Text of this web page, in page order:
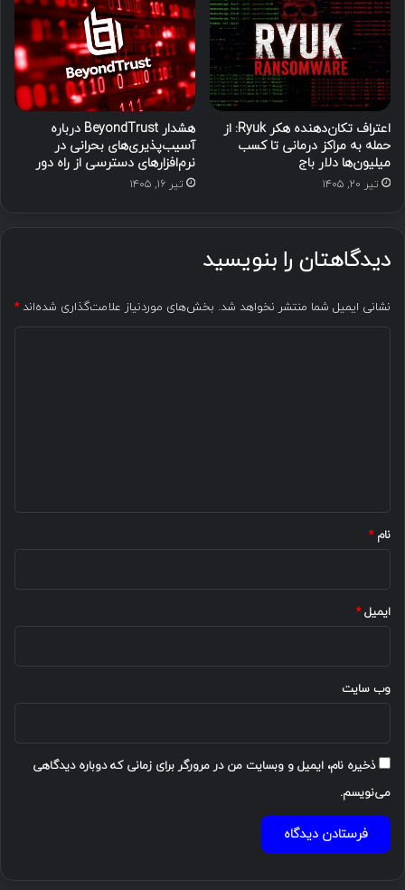
اعتراف تکان‌دهنده هکر Ryuk: از
حمله به مراکز درمانی تا کسب
میلیون‌ها دلار باج
تیر ۲۰, ۱۴۰۵
هشدار BeyondTrust درباره
آسیب‌پذیری‌های بحرانی در
نرم‌افزارهای دسترسی از راه دور
تیر ۱۶, ۱۴۰۵
دیدگاهتان را بنویسید
نشانی ایمیل شما منتشر نخواهد شد. بخش‌های موردنیاز علامت‌گذاری شده‌اند*
نام*
ایمیل*
وب‌ سایت
ذخیره نام، ایمیل و وبسایت من در مرورگر برای زمانی که دوباره دیدگاهی
می‌نویسم.